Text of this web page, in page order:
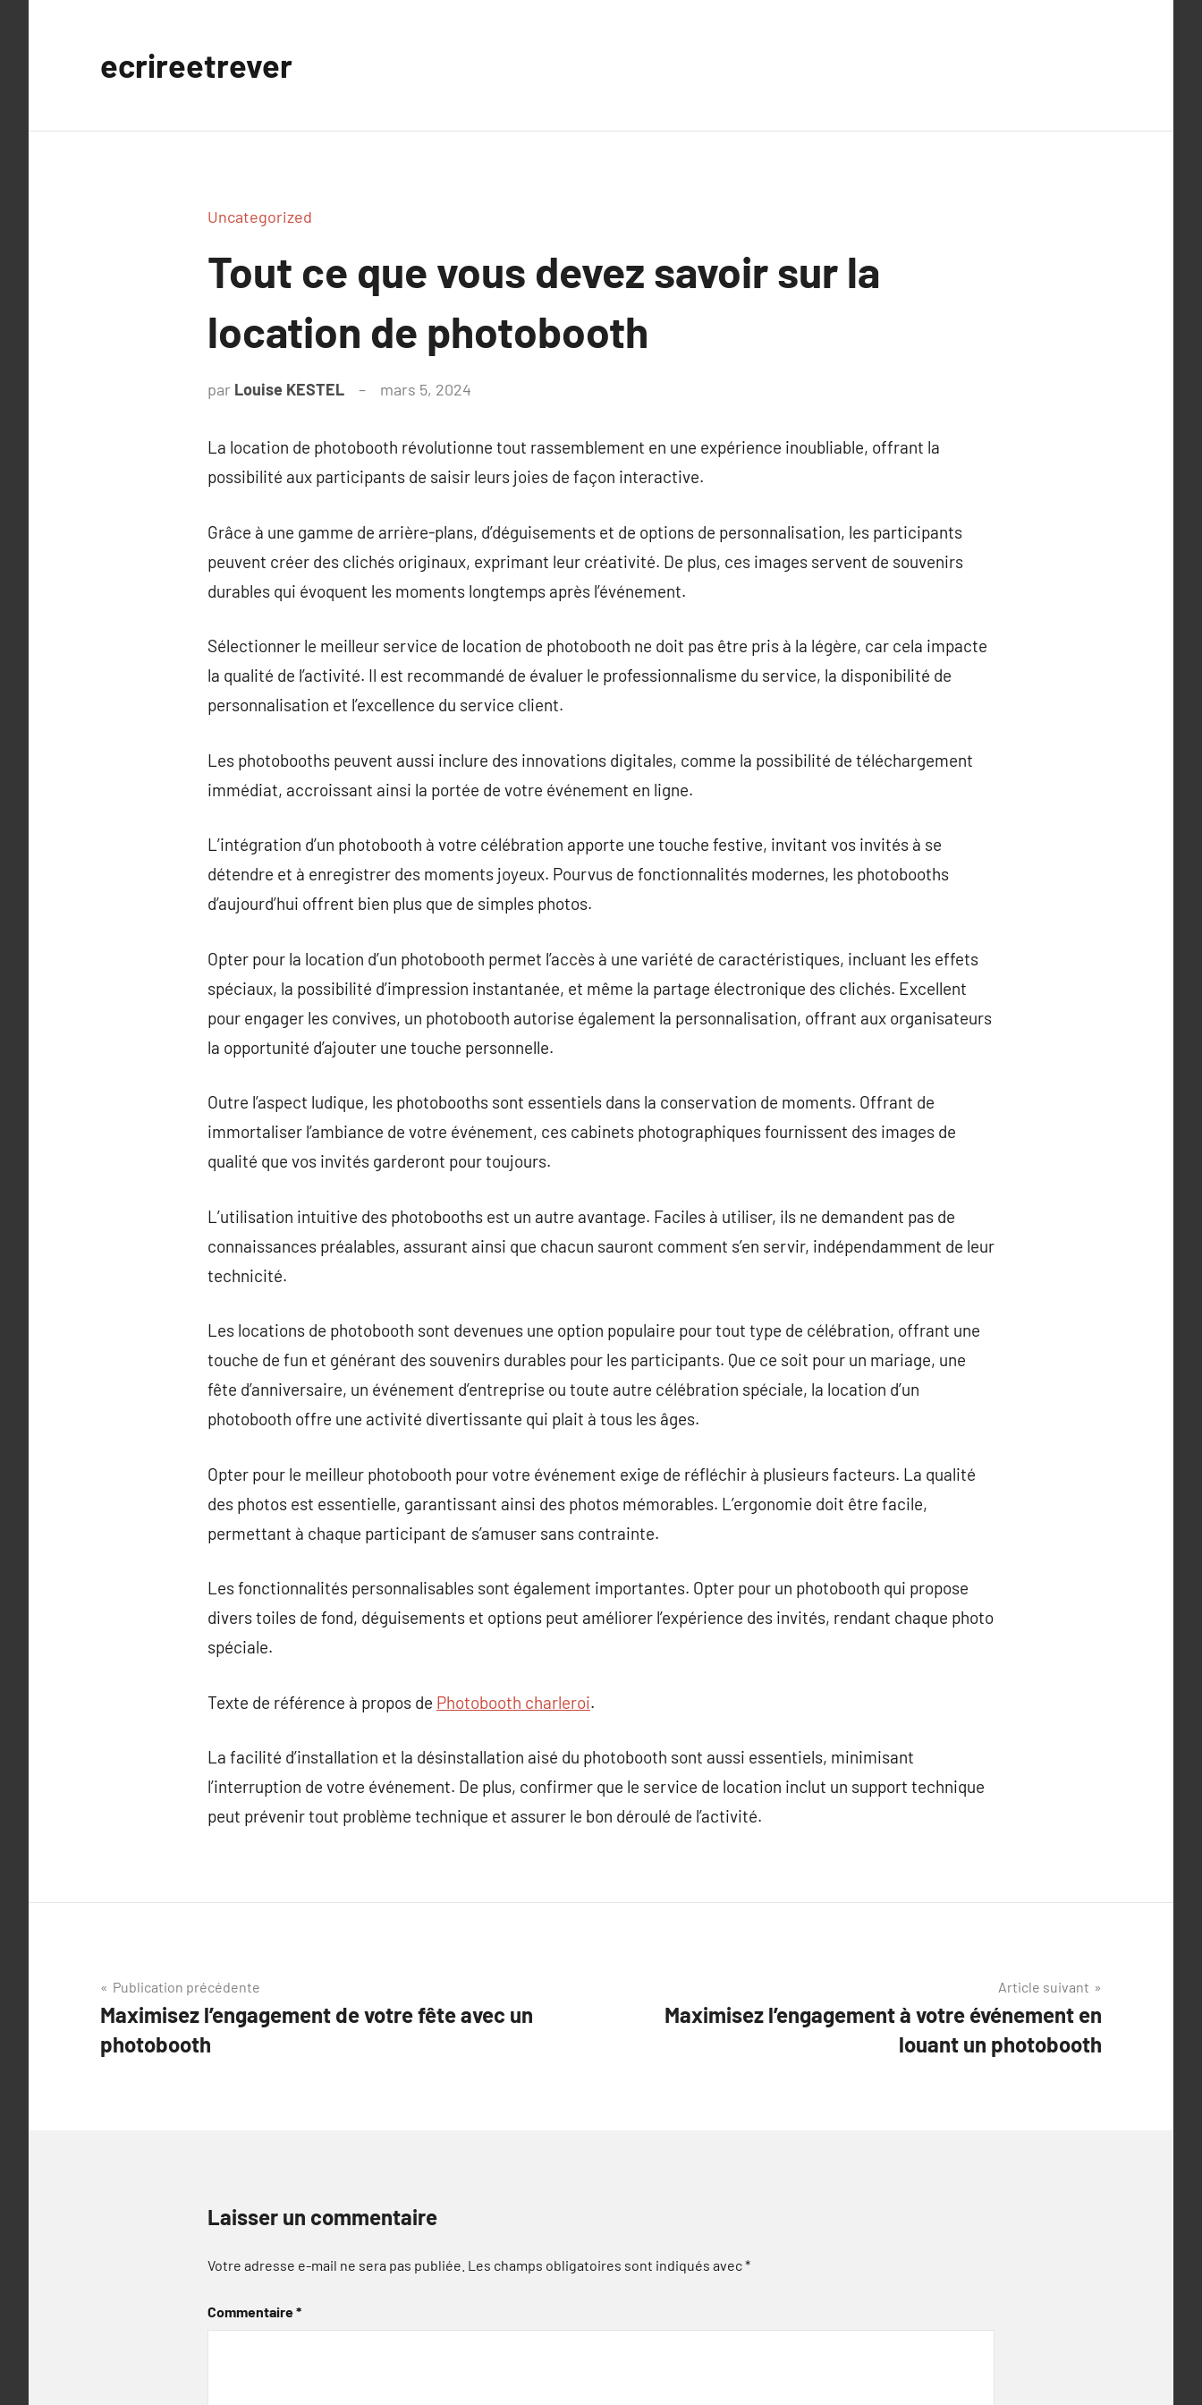
ecrireetrever
Uncategorized
Tout ce que vous devez savoir sur la
location de photobooth
par Louise KESTEL mars 5, 2024
La location de photobooth révolutionne tout rassemblement en une expérience inoubliable, offrant la
possibilité aux participants de saisir leurs joies de façon interactive.
Grâce à une gamme de arrière-plans, d’déguisements et de options de personnalisation, les participants
peuvent créer des clichés originaux, exprimant leur créativité. De plus, ces images servent de souvenirs
durables qui évoquent les moments longtemps après l’événement.
Sélectionner le meilleur service de location de photobooth ne doit pas être pris à la légère, car cela impacte
la qualité de l’activité. Il est recommandé de évaluer le professionnalisme du service, la disponibilité de
personnalisation et l’excellence du service client.
Les photobooths peuvent aussi inclure des innovations digitales, comme la possibilité de téléchargement
immédiat, accroissant ainsi la portée de votre événement en ligne.
L’intégration d’un photobooth à votre célébration apporte une touche festive, invitant vos invités à se
détendre et à enregistrer des moments joyeux. Pourvus de fonctionnalités modernes, les photobooths
d’aujourd’hui offrent bien plus que de simples photos.
Opter pour la location d’un photobooth permet l’accès à une variété de caractéristiques, incluant les effets
spéciaux, la possibilité d’impression instantanée, et même la partage électronique des clichés. Excellent
pour engager les convives, un photobooth autorise également la personnalisation, offrant aux organisateurs
la opportunité d’ajouter une touche personnelle.
Outre l’aspect ludique, les photobooths sont essentiels dans la conservation de moments. Offrant de
immortaliser l’ambiance de votre événement, ces cabinets photographiques fournissent des images de
qualité que vos invités garderont pour toujours.
L’utilisation intuitive des photobooths est un autre avantage. Faciles à utiliser, ils ne demandent pas de
connaissances préalables, assurant ainsi que chacun sauront comment s’en servir, indépendamment de leur
technicité.
Les locations de photobooth sont devenues une option populaire pour tout type de célébration, offrant une
touche de fun et générant des souvenirs durables pour les participants. Que ce soit pour un mariage, une
fête d’anniversaire, un événement d’entreprise ou toute autre célébration spéciale, la location d’un
photobooth offre une activité divertissante qui plait à tous les âges.
Opter pour le meilleur photobooth pour votre événement exige de réfléchir à plusieurs facteurs. La qualité
des photos est essentielle, garantissant ainsi des photos mémorables. L’ergonomie doit être facile,
permettant à chaque participant de s’amuser sans contrainte.
Les fonctionnalités personnalisables sont également importantes. Opter pour un photobooth qui propose
divers toiles de fond, déguisements et options peut améliorer l’expérience des invités, rendant chaque photo
spéciale.
Texte de référence à propos de Photobooth charleroi.
La facilité d’installation et la désinstallation aisé du photobooth sont aussi essentiels, minimisant
l’interruption de votre événement. De plus, confirmer que le service de location inclut un support technique
peut prévenir tout problème technique et assurer le bon déroulé de l’activité.
Navigation
de
l’article
Publication précédente
Maximisez l’engagement de votre fête avec un
photobooth
Article suivant
Maximisez l’engagement à votre événement en
louant un photobooth
Laisser un commentaire
Votre adresse e-mail ne sera pas publiée. Les champs obligatoires sont indiqués avec*
Commentaire*